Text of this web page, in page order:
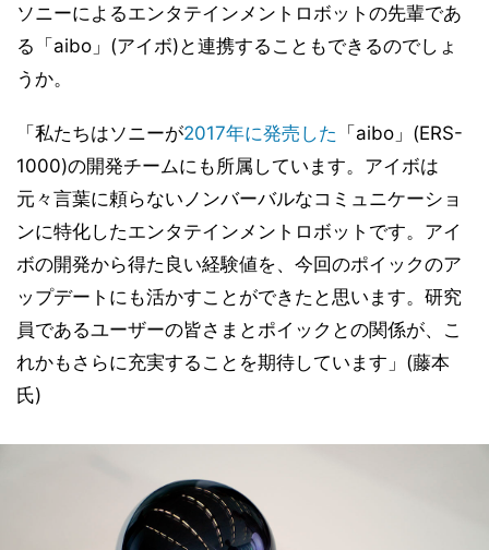
ソニーによるエンタテインメントロボットの先輩であ
る「aibo」(アイボ)と連携することもできるのでしょ
うか。
「私たちはソニーが2017年に発売した 「aibo」(ERS-
1000)の開発チームにも所属しています。アイボは
元々言葉に頼らないノンバーバルなコミュニケーショ
ンに特化したエンタテインメントロボットです。アイ
ボの開発から得た良い経験値を、今回のポイックのア
ップデートにも活かすことができたと思います。研究
員であるユーザーの皆さまとポイックとの関係が、こ
れかもさらに充実することを期待しています」(藤本
氏)